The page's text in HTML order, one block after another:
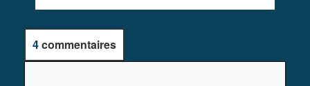
4commentaires